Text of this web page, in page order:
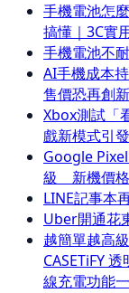
手機電池怎
搞懂｜3C實
手機電池不
AI手機成本
售價恐再創
Xbox測試「
戲新模式引
Google
級 新機價
LINE記事本
Uber開通花
越簡單越高
CASETiFY
線充電功能